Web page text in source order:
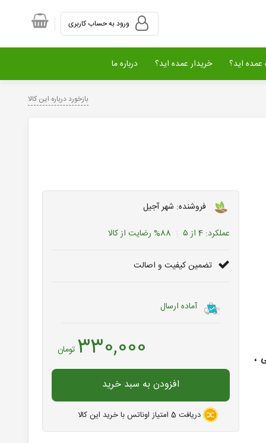
عمده اید؟ خریدار عمده اید؟ درباره ما
بازخورد درباره این کالا
،
فروشنده: شهر آجیل
عملکرد:4 از ۵ 88% رضایت از کالا
تضمین کیفیت و اصالت
آماده ارسال
330,000 تومان
افزودن به سبد خرید
دریافت 5 امتیاز اوناتس با خرید این کالا